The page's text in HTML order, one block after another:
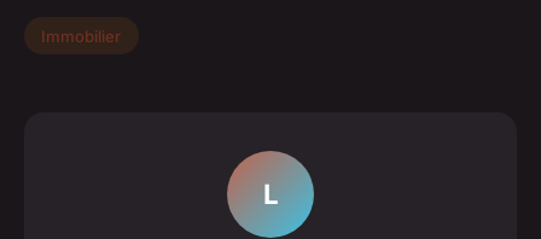
Immobilier
L